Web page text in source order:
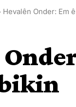
Hevalên Onder: Em